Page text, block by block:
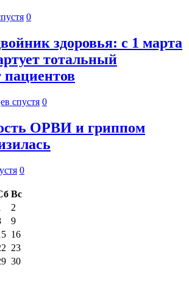
0
здоровья: с 1 марта
тотальный
спустя 0
ОРВИ и гриппом
0
Вс
2
9
16
23
30